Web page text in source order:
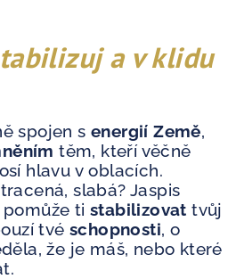
a v klidu
spojen s energií Země,
těm, kteří věčně
hlavu v oblacích.
slabá? Jaspis
pomůže tistabilizovat tvůj
tvé schopnosti, o
že je máš, nebo které